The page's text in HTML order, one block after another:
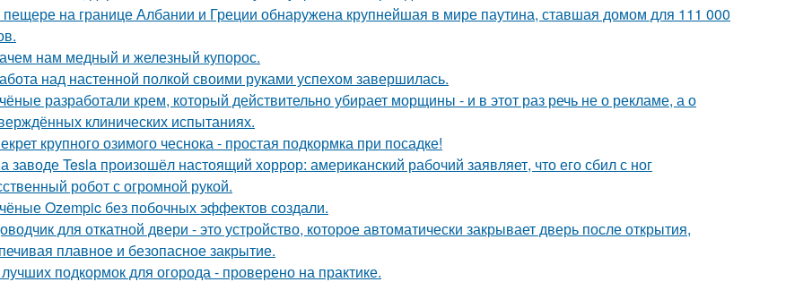
на границе Албании и Греции обнаружена крупнейшая в мире паутина, ставшая домом для 111 000
нам медный и железный купорос.
над настенной полкой своими руками успехом завершилась.
разработали крем, который действительно убирает морщины - и в этот раз речь не о рекламе, а о
клинических испытаниях.
крупного озимого чеснока - простая подкормка при посадке!
заводе Tesla произошёл настоящий хоррор: американский рабочий заявляет, что его сбил с ног
робот с огромной рукой.
Ozempic без побочных эффектов создали.
для откатной двери - это устройство, которое автоматически закрывает дверь после открытия,
плавное и безопасное закрытие.
подкормок для огорода - проверено на практике.